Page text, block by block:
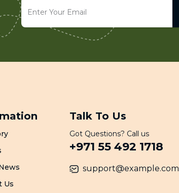
Us
Talk To Us
Got Questions? Call us
+971 55 492 1718
support@example.com